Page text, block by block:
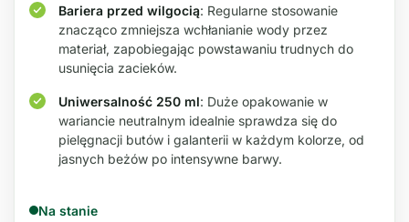
Bariera przed wilgocią: Regularne stosowanie
znacząco zmniejsza wchłanianie wody przez
materiał, zapobiegając powstawaniu trudnych do
usunięcia zacieków.
Uniwersalność 250 ml: Duże opakowanie w
wariancie neutralnym idealnie sprawdza się do
pielęgnacji butów i galanterii w każdym kolorze, od
jasnych beżów po intensywne barwy.
Na stanie